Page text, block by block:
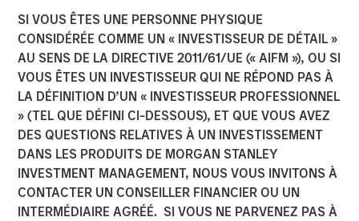
SI VOUS ÊTES UNE PERSONNE PHYSIQUE
CONSIDÉRÉE COMME UN « INVESTISSEUR DE DÉTAIL »
AU SENS DE LA DIRECTIVE 2011/61/UE (« AIFM »), OU SI
VOUS ÊTES UN INVESTISSEUR QUI NE RÉPOND PAS À
LA DÉFINITION D’UN « INVESTISSEUR PROFESSIONNEL
» (TEL QUE DÉFINI CI-DESSOUS), ET QUE VOUS AVEZ
DES QUESTIONS RELATIVES À UN INVESTISSEMENT
DANS LES PRODUITS DE MORGAN STANLEY
INVESTMENT MANAGEMENT, NOUS VOUS INVITONS À
CONTACTER UN CONSEILLER FINANCIER OU UN
INTERMÉDIAIRE AGRÉÉ. SI VOUS NE PARVENEZ PAS À
AI Boom Drives Thematic
Investment
11 FÉVRIER 2026